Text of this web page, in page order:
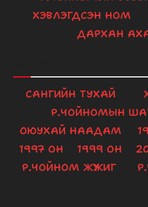
ХЭВЛЭГДСЭН НОМ
ДАРХАН
САНГИЙН ТУХАЙ
Р.ЧОЙНОМЫН
ОЮУХАЙ НААДАМ
1997 ОН
1999 ОН
Р.ЧОЙНОМ ЖҮЖИГ